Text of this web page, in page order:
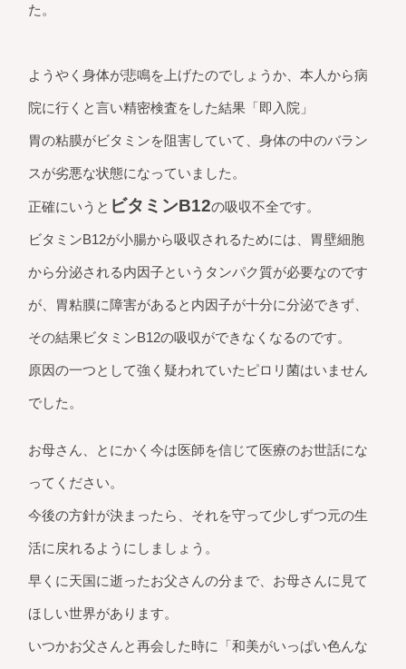
た。
ようやく身体が悲鳴を上げたのでしょうか、本人から病
院に行くと言い精密検査をした結果「即入院」
胃の粘膜がビタミンを阻害していて、身体の中のバラン
スが劣悪な状態になっていました。
正確にいうと ビタミンB12の吸収不全です。
ビタミンB12が小腸から吸収されるためには、胃壁細胞
から分泌される内因子というタンパク質が必要なのです
が、胃粘膜に障害があると内因子が十分に分泌できず、
その結果ビタミンB12の吸収ができなくなるのです。
原因の一つとして強く疑われていたピロリ菌はいません
でした。
お母さん、とにかく今は医師を信じて医療のお世話にな
ってください。
今後の方針が決まったら、それを守って少しずつ元の生
活に戻れるようにしましょう。
早くに天国に逝ったお父さんの分まで、お母さんに見て
ほしい世界があります。
いつかお父さんと再会した時に「和美がいっぱい色んな